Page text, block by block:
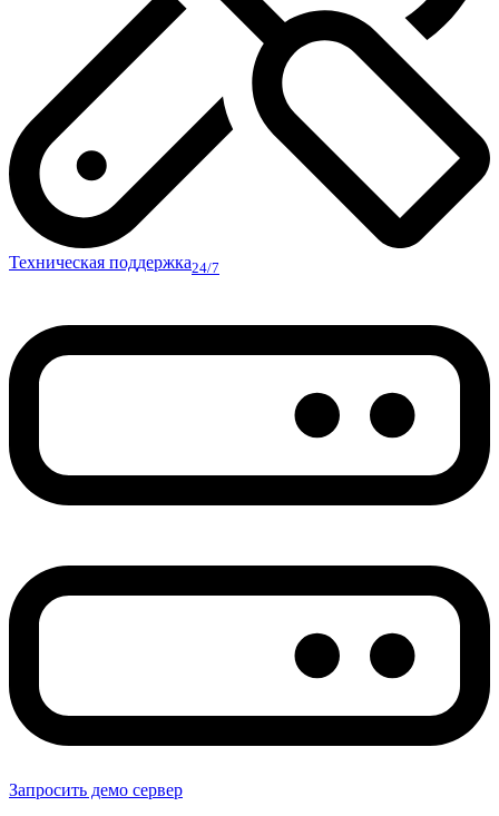
Техническая поддержка24/7
Запросить демо сервер